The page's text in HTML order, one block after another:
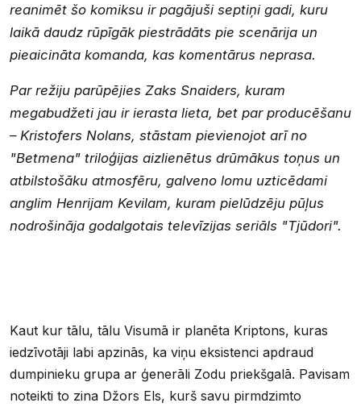
reanimēt šo komiksu ir pagājuši septiņi gadi, kuru
laikā daudz rūpīgāk piestrādāts pie scenārija un
pieaicināta komanda, kas komentārus neprasa.
Par režiju parūpējies Zaks Snaiders, kuram
megabudžeti jau ir ierasta lieta, bet par producēšanu
– Kristofers Nolans, stāstam pievienojot arī no
"Betmena" triloģijas aizlienētus drūmākus toņus un
atbilstošāku atmosfēru, galveno lomu uzticēdami
anglim Henrijam Kevilam, kuram pielūdzēju pūļus
nodrošināja godalgotais televīzijas seriāls "Tjūdori".
Kaut kur tālu, tālu Visumā ir planēta Kriptons, kuras
iedzīvotāji labi apzinās, ka viņu eksistenci apdraud
dumpinieku grupa ar ģenerāli Zodu priekšgalā. Pavisam
noteikti to zina Džors Els, kurš savu pirmdzimto